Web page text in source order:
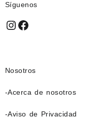
Síguenos
Instagram
Facebook
Nosotros
-Acerca de nosotros
-Aviso de Privacidad